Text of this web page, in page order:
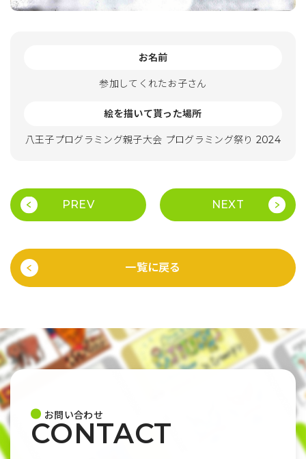
お名前
参加してくれたお子さん
絵を描いて貰った場所
八王子プログラミング親子大会 プログラミング祭り 2024
PREV NEXT
一覧に戻る
お問い合わせ
CONTACT